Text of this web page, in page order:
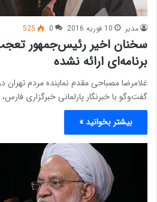
مدیر 10 فوریه 2016 0
525
سخنان اخیر رئیس‌جمهور
برنامه‌ای ارائه نشده
غلامرضا مصباحی مقدم نماینده مردم
گفت‌وگو با خبرنگار پارلمانی خبرگزاری
بیشتر بخوانید »